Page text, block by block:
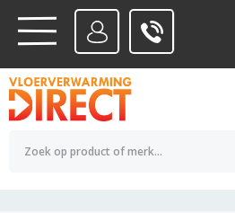
WATERSYSTEMEN
ELEKTRISCHE SYSTEMENTotaalbedrag (incl. BTW)